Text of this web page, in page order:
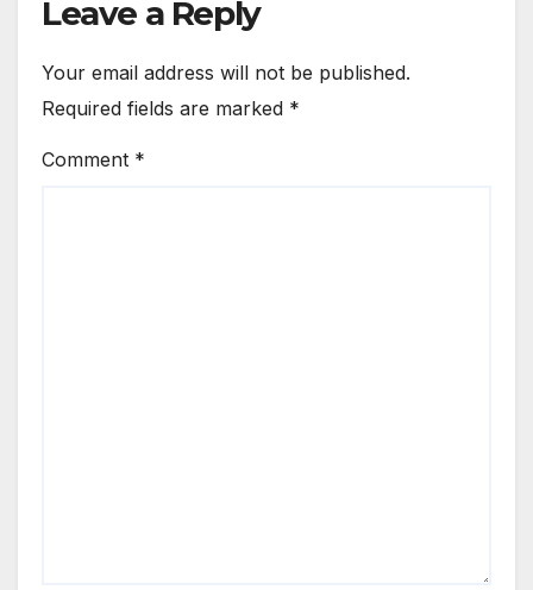
Leave a Reply
Your email address will not be published.
Required fields are marked *
Comment *